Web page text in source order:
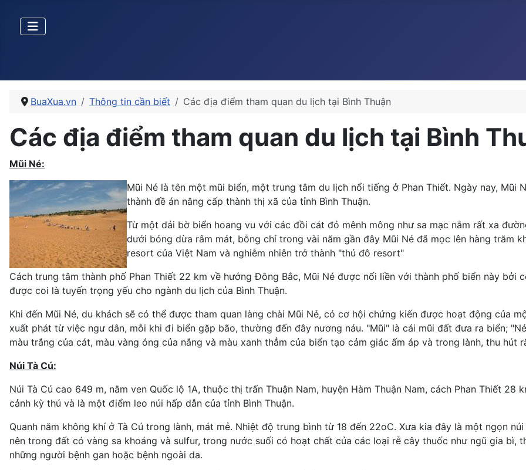
BuaXua.vn Thông tin cần biết Các địa điểm tham quan du lịch tại Bình Thuận
Các địa điểm tham quan du lịch tại Bình
Mũi Né:
Mũi Né là tên một mũi biển, một trung tâm du lịch nổi tiếng ở Phan Thiết. Ngày nay, Mũi
thành đề án nâng cấp thành thị xã của tỉnh Bình Thuận.
Từ một dải bờ biển hoang vu với các đồi cát đỏ mênh mông như sa mạc nằm rất xa
dưới bóng dừa râm mát, bỗng chỉ trong vài năm gần đây Mũi Né đã mọc lên hàng trăm
resort của Việt Nam và nghiễm nhiên trở thành "thủ đô resort"
Cách trung tâm thành phố Phan Thiết 22 km về hướng Đông Bắc, Mũi Né được nối liền với thành phố biển này bởi
được coi là tuyến trọng yếu cho ngành du lịch của Bình Thuận.
Khi đến Mũi Né, du khách sẽ có thể được tham quan làng chài Mũi Né, có cơ hội chứng kiến được hoạt động của
xuất phát từ việc ngư dân, mỗi khi đi biển gặp bão, thường đến đây nương náu. "Mũi" là cái mũi đất đưa ra biển;
màu trắng của cát, màu vàng óng của nắng và màu xanh thẳm của biển tạo cảm giác ấm áp và trong lành, thu hút
Núi Tà Cú:
Núi Tà Cú cao 649 m, nằm ven Quốc lộ 1A, thuộc thị trấn Thuận Nam, huyện Hàm Thuận Nam, cách Phan Thiết 28
cảnh kỳ thú và là một điểm leo núi hấp dẫn của tỉnh Bình Thuận.
Quanh năm không khí ở Tà Cú trong lành, mát mẻ. Nhiệt độ trung bình từ 18 đến 22oC. Xưa kia đây là một ngọn
nên trong đất có vàng sa khoáng và sulfur, trong nước suối có hoạt chất của các loại rễ cây thuốc như ngũ gia bì,
những người bệnh gan hoặc bệnh ngoài da.